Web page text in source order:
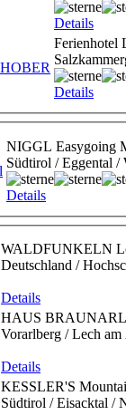
Details
Details
NIGGL Easygoing
Südtirol / Eggental /
Details
WALDFUNKELN
Deutschland /
Details
HAUS BRAUNARL
Vorarlberg / Lech
Details
KESSLER'S
Südtirol / Eisacktal /